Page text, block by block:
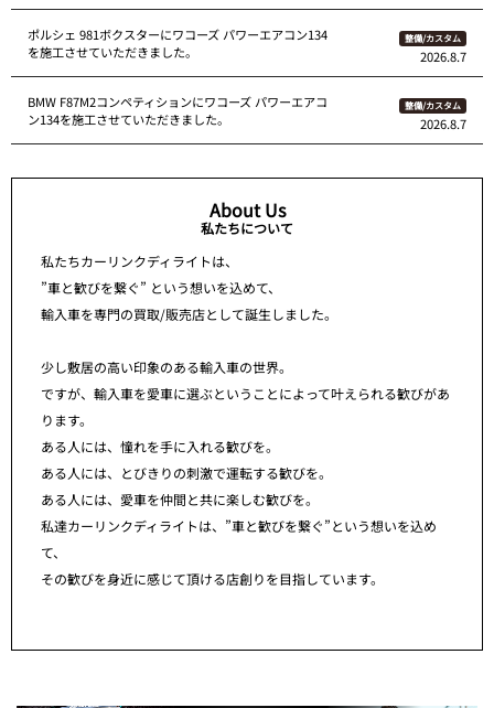
ポルシェ 981ボクスターにワコーズ パワーエアコン134
を施工させていただきました。
整備/カスタム
2026.8.7
BMW F87M2コンペティションにワコーズ パワーエアコ
ン134を施工させていただきました。
整備/カスタム
2026.8.7
About Us
私たちについて
私たちカーリンクディライトは、
”車と歓びを繋ぐ” という想いを込めて、
輸入車を専門の買取/販売店として誕生しました。
少し敷居の高い印象のある輸入車の世界。
ですが、輸入車を愛車に選ぶということによって叶えられる歓びがあ
ります。
ある人には、憧れを手に入れる歓びを。
ある人には、とびきりの刺激で運転する歓びを。
ある人には、愛車を仲間と共に楽しむ歓びを。
私達カーリンクディライトは、”車と歓びを繋ぐ”という想いを込め
て、
その歓びを身近に感じて頂ける店創りを目指しています。